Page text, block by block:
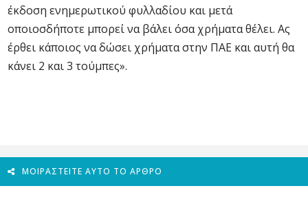
έκδοση ενημερωτικού φυλλαδίου και μετά
οποιοσδήποτε μπορεί να βάλει όσα χρήματα θέλει. Ας
έρθει κάποιος να δώσει χρήματα στην ΠΑΕ και αυτή θα
κάνει 2 και 3 τούμπες».
ΜΟΙΡΑΣΤΕΊΤΕ ΑΥΤΌ ΤΟ ΆΡΘΡΟ